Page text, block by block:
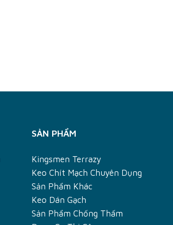
SẢN PHẨM
Kingsmen Terrazy
Keo Chít Mạch Chuyên Dụng
Sản Phẩm Khác
Keo Dán Gạch
Sản Phẩm Chống Thấm